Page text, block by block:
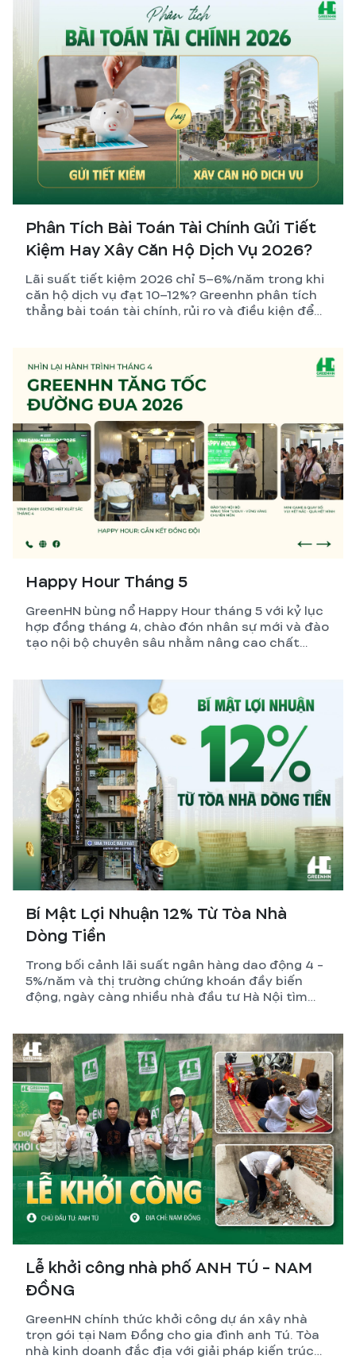
Phân Tích Bài Toán Tài Chính Gửi Tiết
Kiệm Hay Xây Căn Hộ Dịch Vụ 2026?
Lãi suất tiết kiệm 2026 chỉ 5–6%/năm trong khi
căn hộ dịch vụ đạt 10–12%? Greenhn phân tích
thẳng bài toán tài chính, rủi ro và điều kiện để
Happy Hour Tháng 5
GreenHN bùng nổ Happy Hour tháng 5 với kỷ lục
hợp đồng tháng 4, chào đón nhân sự mới và đào
tạo nội bộ chuyên sâu nhằm nâng cao chất
Bí Mật Lợi Nhuận 12% Từ Tòa Nhà
Dòng Tiền
Trong bối cảnh lãi suất ngân hàng dao động 4 -
5%/năm và thị trường chứng khoán đầy biến
động, ngày càng nhiều nhà đầu tư Hà Nội tìm
tiền – CCMN – căn hộ dịch vụ.
Lễ khởi công nhà phố ANH TÚ - NAM
ĐỒNG
GreenHN chính thức khởi công dự án xây nhà
trọn gói tại Nam Đồng cho gia đình anh Tú. Tòa
nhà kinh doanh đắc địa với giải pháp kiến trúc